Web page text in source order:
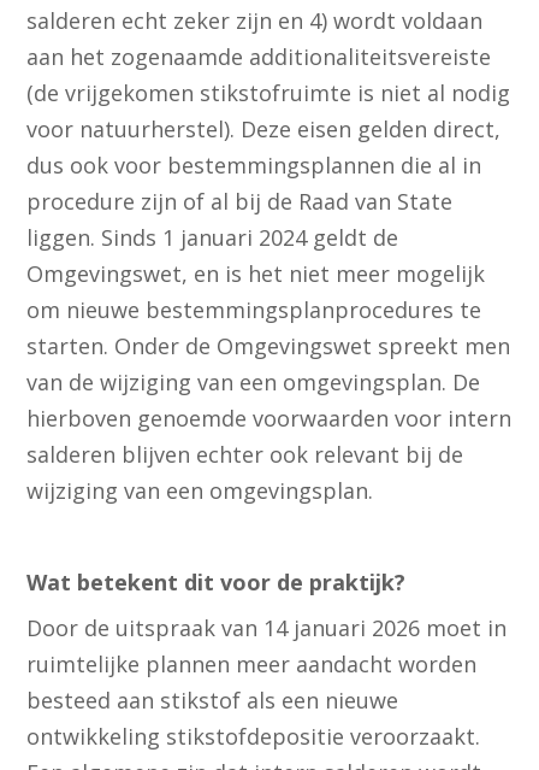
salderen echt zeker zijn en 4) wordt voldaan
aan het zogenaamde additionaliteitsvereiste
(de vrijgekomen stikstofruimte is niet al nodig
voor natuurherstel). Deze eisen gelden direct,
dus ook voor bestemmingsplannen die al in
procedure zijn of al bij de Raad van State
liggen. Sinds 1 januari 2024 geldt de
Omgevingswet, en is het niet meer mogelijk
om nieuwe bestemmingsplanprocedures te
starten. Onder de Omgevingswet spreekt men
van de wijziging van een omgevingsplan. De
hierboven genoemde voorwaarden voor intern
salderen blijven echter ook relevant bij de
wijziging van een omgevingsplan.
Wat betekent dit voor de praktijk?
Door de uitspraak van 14 januari 2026 moet in
ruimtelijke plannen meer aandacht worden
besteed aan stikstof als een nieuwe
ontwikkeling stikstofdepositie veroorzaakt.